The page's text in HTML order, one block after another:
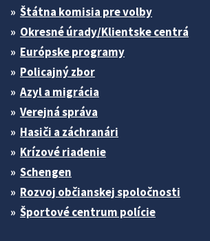
Štátna komisia pre volby
Okresné úrady/Klientske centrá
Európske programy
Policajný zbor
Azyl a migrácia
Verejná správa
Hasiči a záchranári
Krízové riadenie
Schengen
Rozvoj občianskej spoločnosti
Športové centrum polície